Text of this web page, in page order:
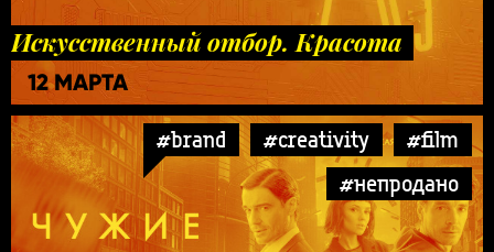
Искусственный отбор. Красота
12 МАРТА
#brand #creativity
#film
#непродано